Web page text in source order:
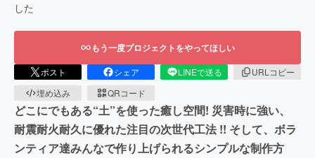
した
もう一度プロジェクトをやってほしい
ポスト シェア LINEで送る
URLコピー
埋め込み
QRコード
どこにでもある“土”を使った癒し空間! 災害時に強い、
耐震耐火耐久に優れた注目の次世代工法 !! そして、ボラ
ンティア達みんなで作り上げられるシンプルな制作方